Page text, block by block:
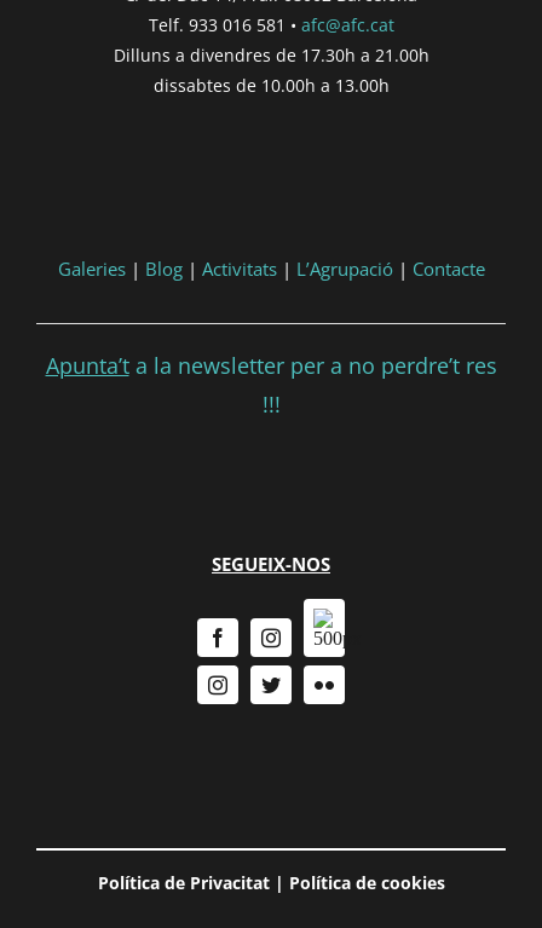
Telf. 933 016 581 • afc@afc.cat
Dilluns a divendres de 17.30h a 21.00h
dissabtes de 10.00h a 13.00h
Galeries| Blog| Activitats| L’Agrupació| Contacte
Apunta’ta la newsletter per a no perdre’t res
!!!
SEGUEIX-NOS
Política de Privacitat| Política de cookies